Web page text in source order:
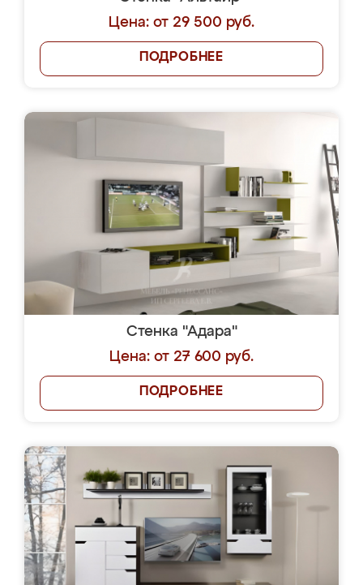
Цена: от 29 500 руб.
ПОДРОБНЕЕ
Стенка "Адара"
Цена: от 27 600 руб.
ПОДРОБНЕЕ